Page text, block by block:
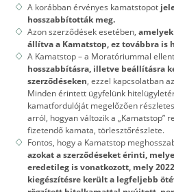
A korábban érvényes kamatstopot
hosszabbították meg.
Azon szerződések esetében,
állítva a Kamatstop, ez továbbra is
A Kamatstop – a Moratóriummal
hosszabbításra, illetve beállításra
szerződéseken, ezzel kapcsolatban
Minden érintett ügyfelünk
kamatfordulóját megelőzően
arról, hogyan változik a „Kamatstop”
fizetendő kamata, törlesztőrészlete.
Fontos, hogy a Kamatstop
azokat a szerződéseket érinti,
eredetileg is vonatkozott, mely
kiegészítésre került a legfeljebb